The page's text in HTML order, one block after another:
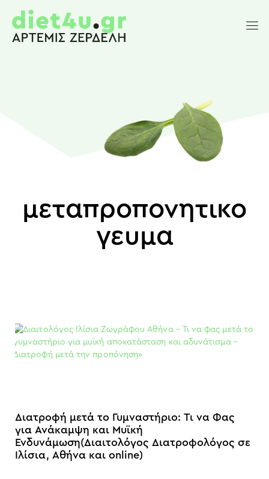
μεταπροπονητικο
γευμα
Διατροφή μετά το Γυμναστήριο: Τι να Φας
για Ανάκαμψη και Μυϊκή
Ενδυνάμωση(Διαιτολόγος Διατροφολόγος σε
Ιλίσια, Αθήνα και online)